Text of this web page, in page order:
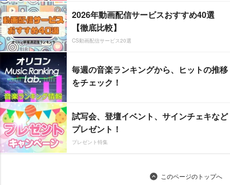
2026年動画配信サービスおすすめ40選
【徹底比較】
CS動画配信サービス20選
毎週の音楽ランキングから、ヒットの推移
をチェック！
試写会、登壇イベント、サインチェキなど
プレゼント！
プレゼント特集
このページのトップへ